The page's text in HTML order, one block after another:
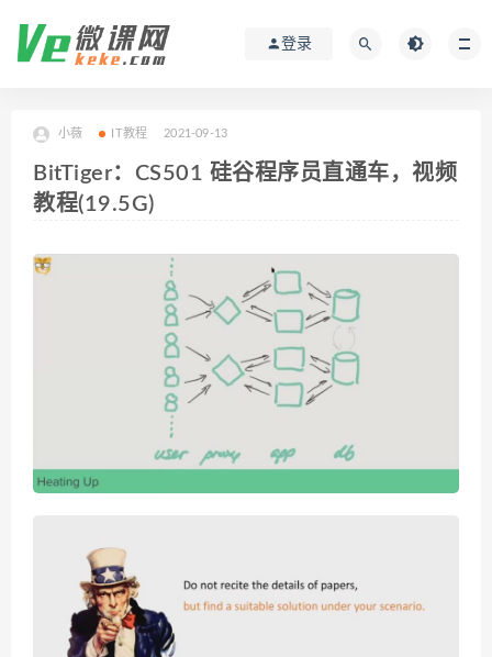
登录
小薇 IT教程 2021-09-13
BitTiger：CS501 硅谷程序员直通车，视频
教程(19.5G)